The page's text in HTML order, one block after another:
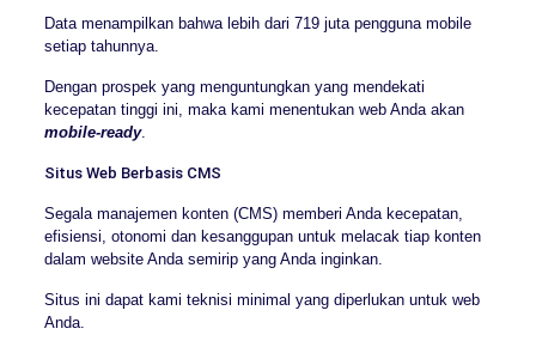
Data menampilkan bahwa lebih dari 719 juta pengguna mobile
setiap tahunnya.
Dengan prospek yang menguntungkan yang mendekati
kecepatan tinggi ini, maka kami menentukan web Anda akan
mobile-ready.
Situs Web Berbasis CMS
Segala manajemen konten (CMS) memberi Anda kecepatan,
efisiensi, otonomi dan kesanggupan untuk melacak tiap konten
dalam website Anda semirip yang Anda inginkan.
Situs ini dapat kami teknisi minimal yang diperlukan untuk web
Anda.